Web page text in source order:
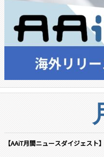
【AAiT月間ニュースダイジェスト